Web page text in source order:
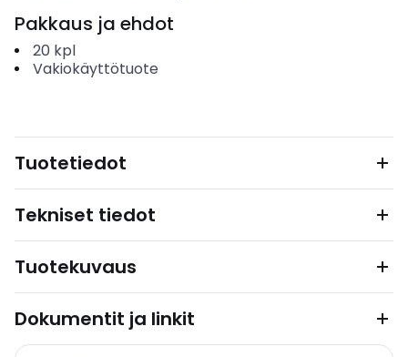
Pakkaus ja ehdot
20 kpl
Vakiokäyttötuote
Tuotetiedot
Tekniset tiedot
Tuotekuvaus
Dokumentit ja linkit